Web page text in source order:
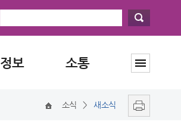
정보 소통
소식 > 새소식